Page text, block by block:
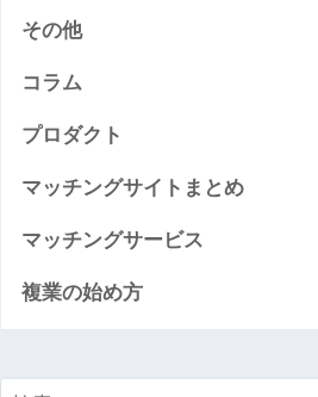
その他
コラム
プロダクト
マッチングサイトまとめ
マッチングサービス
複業の始め方